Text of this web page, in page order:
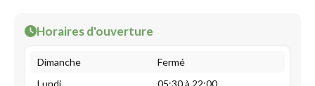
Horaires d'ouverture
Dimanche
Fermé
Lundi
05:30 à 22:00